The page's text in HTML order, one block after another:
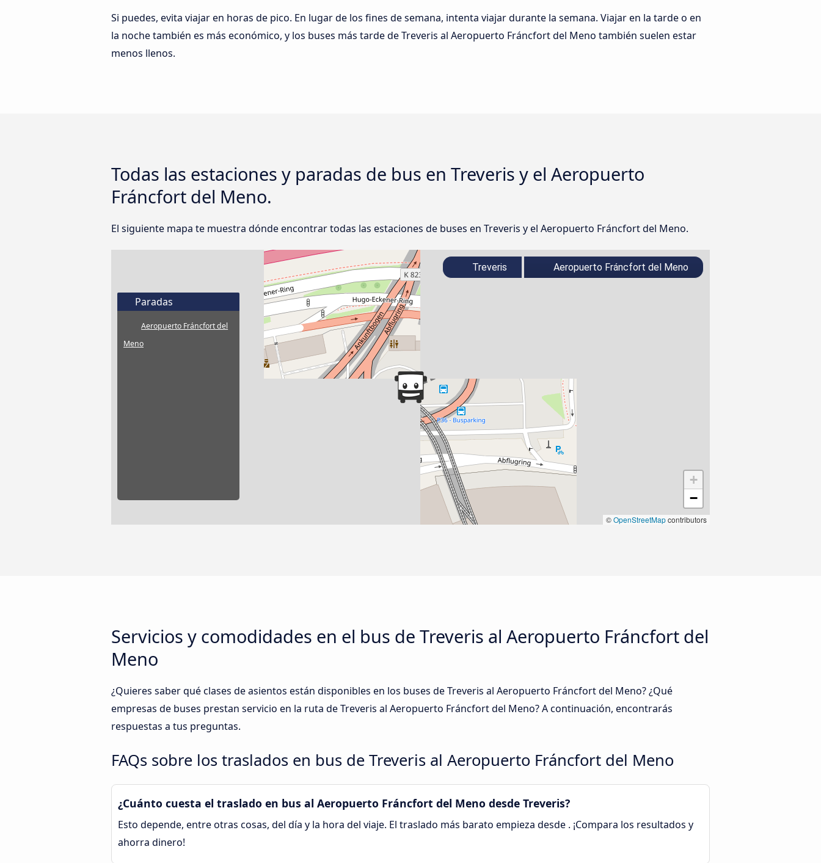
Si puedes, evita viajar en horas de pico. En lugar de los fines de semana, intenta viajar durante la semana. Viajar en la tarde o en
la noche también es más económico, y los buses más tarde de Treveris al Aeropuerto Fráncfort del Meno también suelen estar
menos llenos.
Todas las estaciones y paradas de bus en Treveris y el Aeropuerto
Fráncfort del Meno.
El siguiente mapa te muestra dónde encontrar todas las estaciones de buses en Treveris y el Aeropuerto Fráncfort del Meno.
+
−
©OpenStreetMapcontributors
Paradas
Aeropuerto Fráncfort del
Meno
Treveris Aeropuerto Fráncfort del Meno
Servicios y comodidades en el bus de Treveris al Aeropuerto Fráncfort del
Meno
¿Quieres saber qué clases de asientos están disponibles en los buses de Treveris al Aeropuerto Fráncfort del Meno? ¿Qué
empresas de buses prestan servicio en la ruta de Treveris al Aeropuerto Fráncfort del Meno? A continuación, encontrarás
respuestas a tus preguntas.
FAQs sobre los traslados en bus de Treveris al Aeropuerto Fráncfort del Meno
¿Cuánto cuesta el traslado en bus al Aeropuerto Fráncfort del Meno desde Treveris?
Esto depende, entre otras cosas, del día y la hora del viaje. El traslado más barato empieza desde . ¡Compara los resultados y
ahorra dinero!